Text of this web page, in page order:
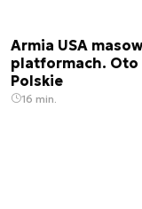
Armia USA
platformach. Oto
Polskie
16 min.